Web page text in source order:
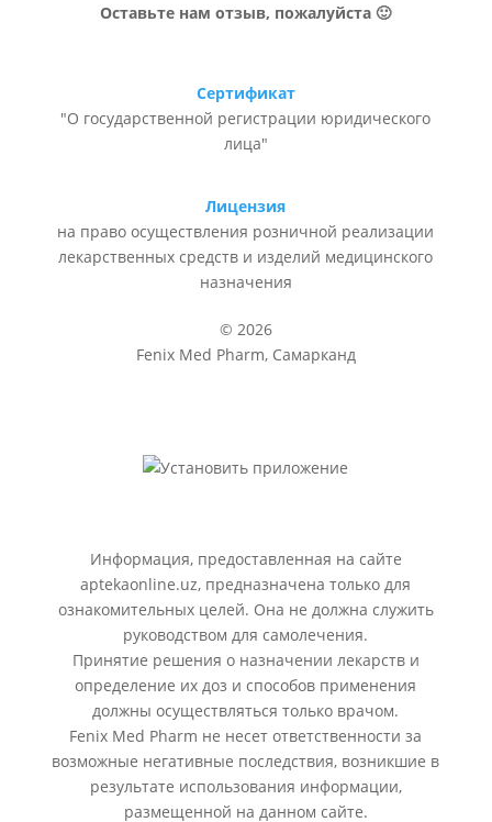
Оставьте нам отзыв, пожалуйста 🙂
Сертификат
"О государственной регистрации юридического
лица"
Лицензия
на право осуществления розничной реализации
лекарственных средств и изделий медицинского
назначения
© 2026
Fenix Med Pharm, Самарканд
Информация, предоставленная на сайте
aptekaonline.uz, предназначена только для
ознакомительных целей. Она не должна служить
руководством для самолечения.
Принятие решения о назначении лекарств и
определение их доз и способов применения
должны осуществляться только врачом.
Fenix Med Pharm не несет ответственности за
возможные негативные последствия, возникшие в
результате использования информации,
размещенной на данном сайте.